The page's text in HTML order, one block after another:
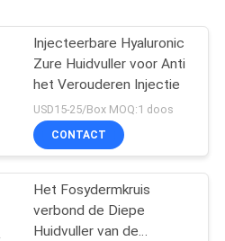
Injecteerbare Hyaluronic
Zure Huidvuller voor Anti
het Verouderen Injectie
USD15-25/Box MOQ:1 doos
CONTACT
Het Fosydermkruis
verbond de Diepe
Huidvuller van de